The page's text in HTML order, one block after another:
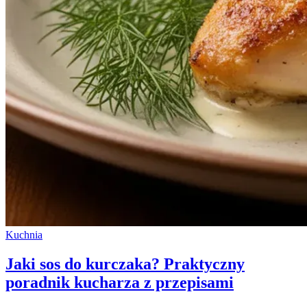
Kuchnia
Jaki sos do kurczaka? Praktyczny
poradnik kucharza z przepisami